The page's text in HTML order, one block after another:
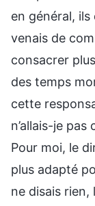
en général,
venais de
consacrer
des temps
cette
n’allais-je
Pour moi, le
plus adapté
ne disais rien,